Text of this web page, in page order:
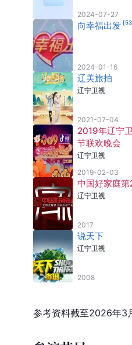
2024-07-27
向幸福出发 [53
2024-01-16
辽美旅拍
辽宁卫视
2021-07-04
2019年辽宁
节联欢晚会
辽宁卫视
2019-02-03
中国好家庭第
辽宁卫视
2017
说天下
辽宁卫视
2008
参考资料截至2026年3